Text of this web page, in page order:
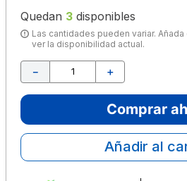
Quedan 3 disponibles
Las cantidades pueden variar.
ver la disponibilidad actual.
＋
－
Comprar
Añadir al
8.
escolar
9.
escritorio
10. lapiz